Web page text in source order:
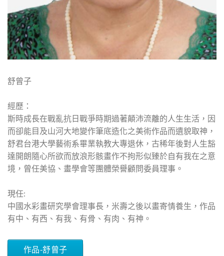
舒曾子
經歷：
斯時成長在戰亂抗日戰爭時期過著顛沛流離的人生生活，因
而卻能目及山河大地變作筆底造化之美術作品而遺貌取神，
舒君台港大學藝術系畢業執教大專退休，古稀年後對人生豁
達開朗隨心所欲而放浪形骸畫作不拘形似臻於自有我在之意
境，曾任美協、畫學會等團體榮譽顧問委員理事。
現任:
中國水彩畫研究學會理事長，米壽之後以畫寄情養生，作品
有中、有西、有我、有骨、有肉、有神。
作品-舒曾子